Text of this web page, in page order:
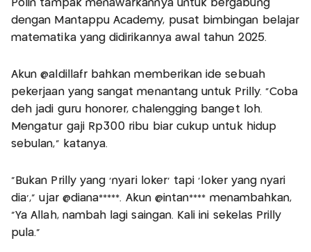
Polin tampak menawarkannya untuk bergabung
dengan Mantappu Academy, pusat bimbingan belajar
matematika yang didirikannya awal tahun 2025.
Akun @aldillafr bahkan memberikan ide sebuah
pekerjaan yang sangat menantang untuk Prilly. "Coba
deh jadi guru honorer, chalengging banget loh.
Mengatur gaji Rp300 ribu biar cukup untuk hidup
sebulan," katanya.
"Bukan Prilly yang 'nyari loker' tapi 'loker yang nyari
dia'," ujar @diana*****. Akun @intan**** menambahkan,
"Ya Allah, nambah lagi saingan. Kali ini sekelas Prilly
pula."